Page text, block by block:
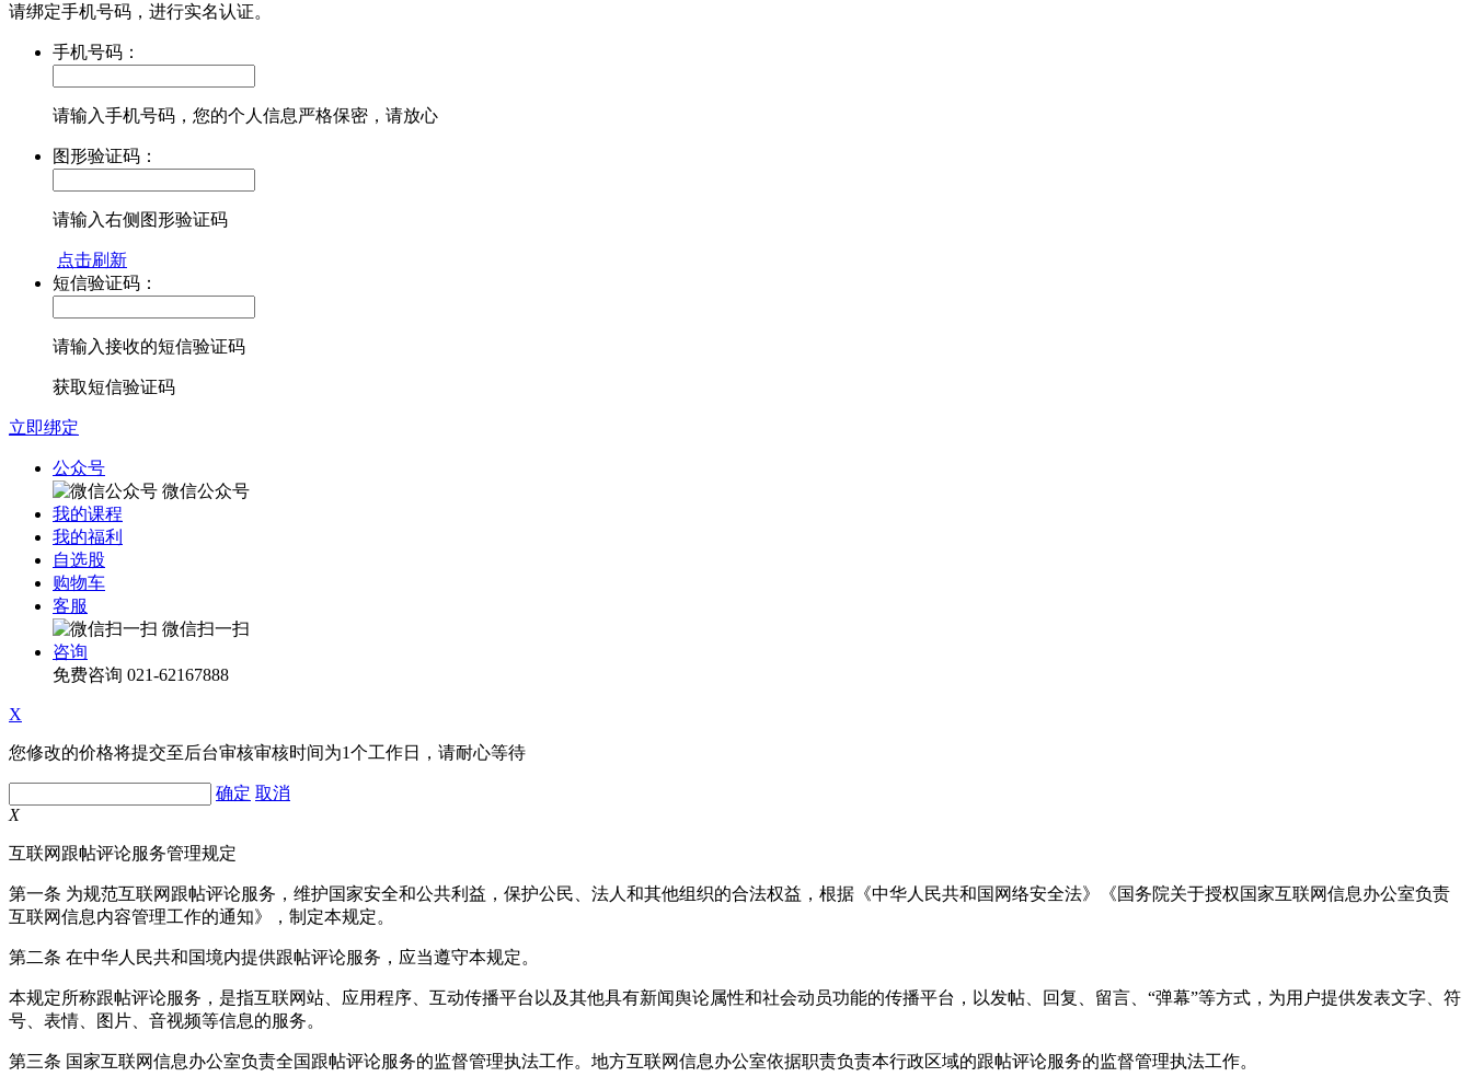
请绑定手机号码，进行实名认证。
手机号码：
请输入手机号码，您的个人信息严格保密，请放心
图形验证码：
请输入右侧图形验证码
点击刷新
短信验证码：
请输入接收的短信验证码
获取短信验证码
立即绑定
公众号
微信公众号
我的课程
我的福利
自选股
购物车
客服
微信扫一扫
咨询
免费咨询 021-62167888
X
您修改的价格将提交至后台审核审核时间为1个工作日，请耐心等待
确定 取消
X
互联网跟帖评论服务管理规定
第一条 为规范互联网跟帖评论服务，维护国家安全和公共利益，保护公民、法人和其他组织的合法权益，根据《中华人民共和国网络安全法》《国务院关于授权国家互联网信息办公室负责
互联网信息内容管理工作的通知》，制定本规定。
第二条 在中华人民共和国境内提供跟帖评论服务，应当遵守本规定。
本规定所称跟帖评论服务，是指互联网站、应用程序、互动传播平台以及其他具有新闻舆论属性和社会动员功能的传播平台，以发帖、回复、留言、“弹幕”等方式，为用户提供发表文字、符
号、表情、图片、音视频等信息的服务。
第三条 国家互联网信息办公室负责全国跟帖评论服务的监督管理执法工作。地方互联网信息办公室依据职责负责本行政区域的跟帖评论服务的监督管理执法工作。